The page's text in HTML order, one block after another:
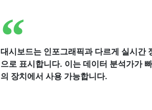
대시보드는 인포그래픽과 다르게 실시간
으로 표시합니다. 이는 데이터 분석가가
의 장치에서 사용 가능합니다.